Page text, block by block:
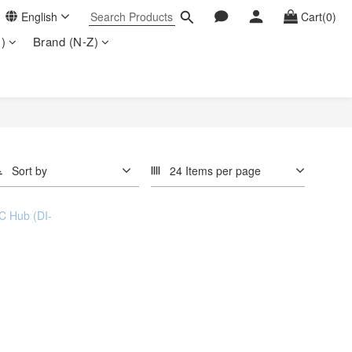
English Cart(0)
Brand (N-Z)
Sort by 24 Items per page